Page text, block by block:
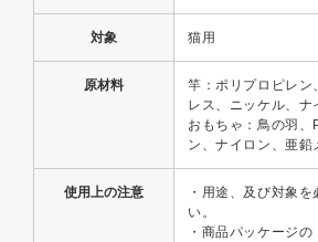
対象 猫用
原材料
竿：ポリプロピレン
レス、ニッケル、ナ
おもちゃ：鳥の羽
ン、ナイロン、亜鉛
使用上の注意
・用途、及び対象
い。
・商品パッケージ